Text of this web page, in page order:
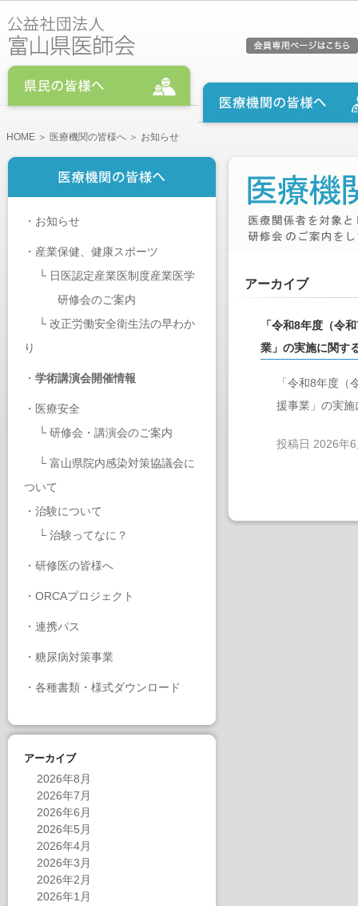
HOME ＞ 医療機関の皆様へ ＞ お知らせ
・ お知らせ
・ 産業保健、健康スポーツ
└ 日医認定産業医制度産業医学
研修会のご案内
└ 改正労働安全衛生法の早わか
り
・ 学術講演会開催情報
・ 医療安全
└ 研修会・講演会のご案内
└ 富山県院内感染対策協議会に
ついて
・ 治験について
└ 治験ってなに？
・ 研修医の皆様へ
・ ORCAプロジェクト
・ 連携パス
・ 糖尿病対策事業
・ 各種書類・様式ダウンロード
アーカイブ
2026年8月
2026年7月
2026年6月
2026年5月
2026年4月
2026年3月
2026年2月
2026年1月
アーカイブ
「令和8年度（令
業」の実施に関す
「令和8年度
援事業」の実
投稿日 2026年